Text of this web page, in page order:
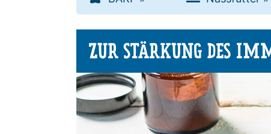
ZUR STÄRKUNG DES